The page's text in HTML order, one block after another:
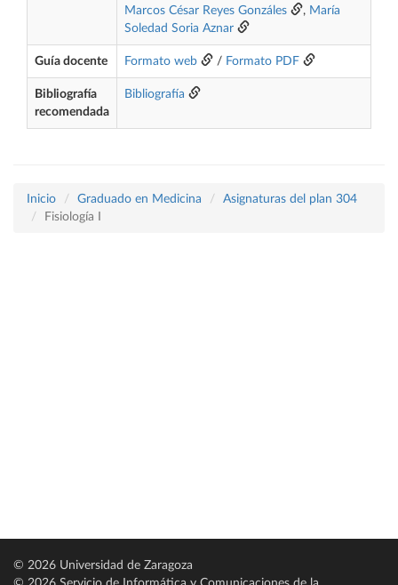
Marcos César Reyes Gonzáles
, María
Soledad Soria Aznar
Guía docente Formato web / Formato PDF
Bibliografía
recomendada
Bibliografía
Inicio Graduado en Medicina
Asignaturas del plan 304
Fisiología I
© 2026 Universidad de Zaragoza